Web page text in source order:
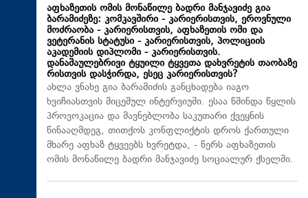
აფხაზეთის ომის მონაწილე ბადრი მანჯავიძე გია
ბარამიძეზე: კომკავშირი - კარიერისთვის, ეროვნული
მოძრაობა - კარიერისთვის, აფხაზეთის ომი და
ვეტერანის სტატუსი - კარიერისთვის, პოლიციის
აკადემიის დიპლომი - კარიერისთვის.
დანაშაულებრივი ტყუილი ტყვეთა დახვრეტის თაობაზე
რისთვის დასჭირდა, ესეც კარიერისთვის?
ახლა ვნახე გია ბარამიძის განცხადება იაგო
ხვიჩიასთვის მიცემულ ინტერვიუში. ესაა წმინდა წყლის
პროვოკაცია და მავნებლობა საკუთარი ქვეყნის
წინააღმდეგ, თითქოს კონფლიქტის დროს ქართული
მხარე აფხაზ ტყვეებს ხვრეტდა, - წერს აფხაზეთის
ომის მონაწილე ბადრი მანჯავიძე სოციალურ ქსელში.